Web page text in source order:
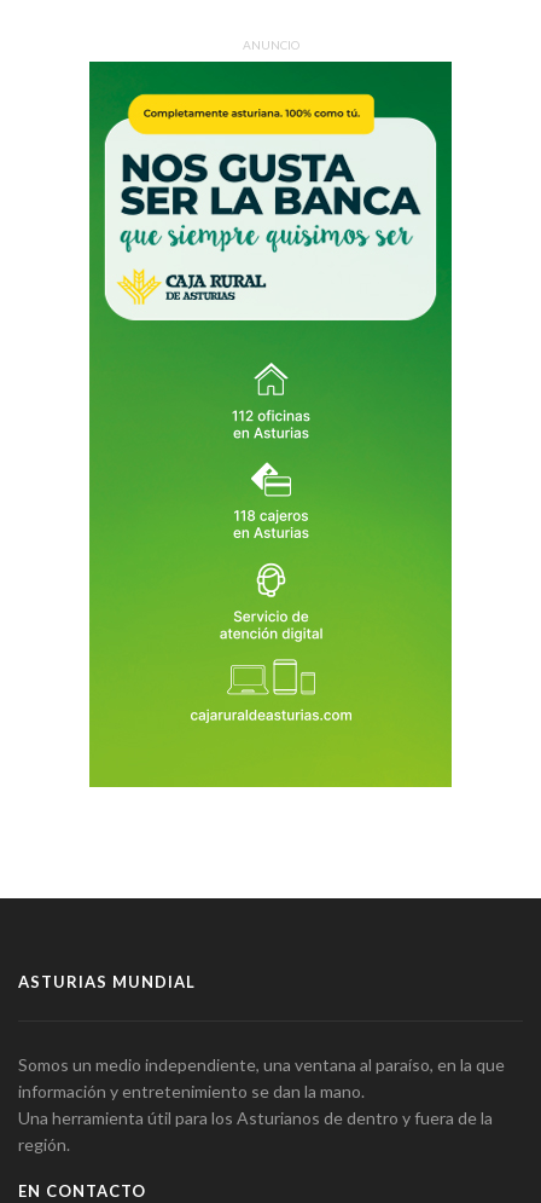
ANUNCIO
ASTURIAS MUNDIAL
Somos un medio independiente, una ventana al paraíso, en la que
información y entretenimiento se dan la mano.
Una herramienta útil para los Asturianos de dentro y fuera de la
región.
EN CONTACTO